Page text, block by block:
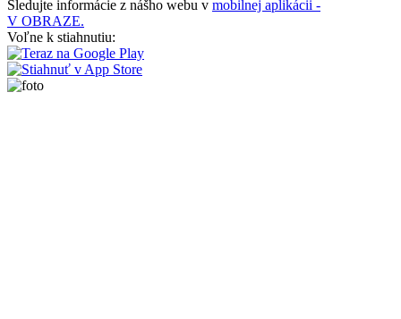
Sledujte informácie z nášho webu v mobilnej aplikácii -
V OBRAZE.
Voľne k stiahnutiu: